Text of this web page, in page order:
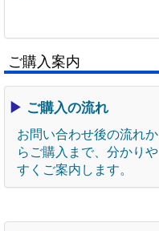
ご購入案内
▶ ご購入の流れ
お問い合わせ後の流れか
らご購入まで、分かりや
すくご案内します。